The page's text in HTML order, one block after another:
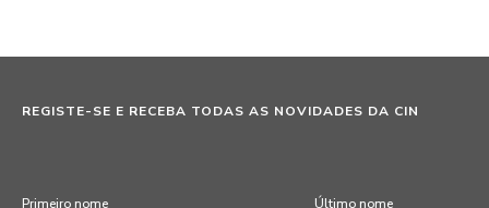
REGISTE-SE E RECEBA TODAS AS NOVIDADES DA CIN